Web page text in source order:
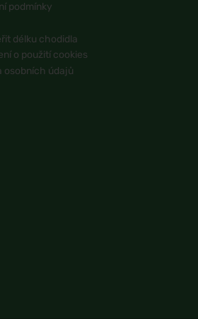
podmínky
délku chodidla
o použití cookies
osobních údajů